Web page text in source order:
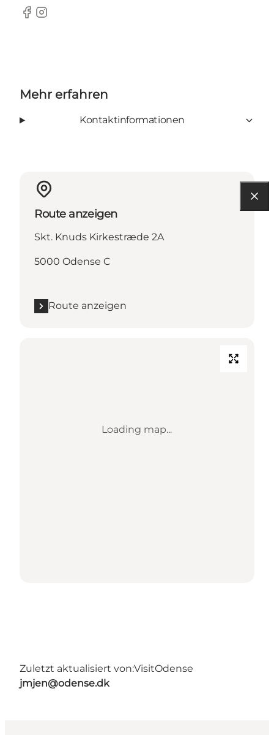
Facebook
Instagram
Mehr erfahren
Kontaktinformationen
Route anzeigen
Skt. Knuds Kirkestræde 2A
5000 Odense C
Route anzeigen
Loading map...
Zuletzt aktualisiert von:VisitOdense
jmjen@odense.dk